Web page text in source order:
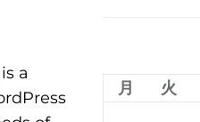
a
月 火